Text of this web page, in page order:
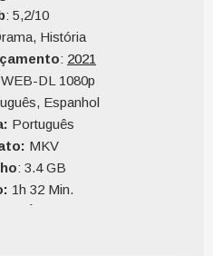
: 5,2/10
História
: 2021
WEB-DL 1080p
Espanhol
Português
MKV
: 3.4 GB
1h 32 Min.